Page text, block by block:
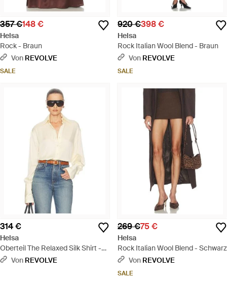
357 €148 €
Helsa
Rock - Braun
Von REVOLVE
SALE
920 €398 €
Helsa
Rock Italian Wool Blend - Braun
Von REVOLVE
SALE
314 €
Helsa
Oberteil The Relaxed Silk Shirt -
BlauVon REVOLVE
269 €75 €
Helsa
Rock Italian Wool Blend - Schwarz
Von REVOLVE
SALE